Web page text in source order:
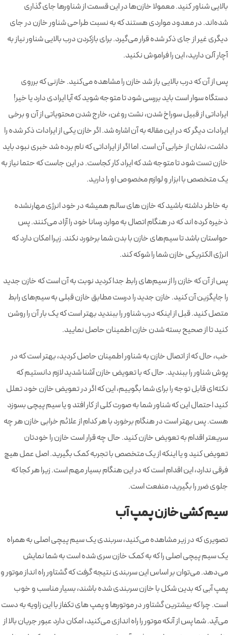
بالایی شناور کنید. معمولا خازن‌ها در این قسمت از شناورها جای گذاری
شده‌اند. در معدود مواردی هستند که به نسبت طراحی شناور خازن در جای
دیگری غیر از جای ذکر شده قرار می‌گیرد. برای بازکردن درب بالایی شناور نیاز به
آچار آلن دارید، این را فراموش نکنید.
پس از آن که درب بالایی باز شد خازن را مشاهده می‌کنید. خازنی که برروی
دستگاه سوار است باید بررسی شود تا متوجه شوید که آیا ایرادی دارد یا خیر!
ایراداتی از قبیل سوراخ شدن، نشت روغن، خارج شدن محتویاتی از آن و برخی
ایرادات دیگر که در این مقاله به آن اشاره شد. اگر خازن یکی از ایرادات ذکر شده را
داشت، نشان از خرابی آن است. اما اگر از ایراداتی که نام برده شد خبری نبود باید
خازن تست شود تا متوجه شد که ایراد کار کجاست. در این جاست که حتما نیاز به
یک متخصص با ابزار و لوازم مخصوص او را دارید.
به خاطر داشته باشید که خازن های سالم همیشه در خود انرژی مهارنشده
ذخیره کرده اند که در هنگام اتصال به موارد رسانا خود را آزاد می‌کنند. پس
حواستان باشد تا سیم‌های خازن با بدن شما برخورد نکند. زیرا امکان دارد که
انرژی الکتریکی خازن شما را شوکه کند.
پس از آن که خازن را از سیم‌های رابط جدا کردید نوبت به آن است که خازن جدید
را جایگزین آن کنید. خازن جدید را درست مطابق خازن قبلی به سیم‌های رابط
متصل کنید. قبل از اینکه درب شناور را ببندید بهتر است که یک بار آن را روشن
کنید تا از صحیح بسته شدن خازن اطمینان حاصل نمایید.
خب، حال که از اتصال خازن به شناور اطمینان حاصل کردید، بهتر است که در
پوش شناور را ببندید. حال که با تعویض خازن آشنا شدید لازم دانستیم که
نکته‌ای قابل توجه را برای شما بگوییم، این که اگر در تعویض خازن خود تعلل
کنید احتمال این که شناور شما به صورت کلی از کار افتد و یا سیم پیچی بسوزد
هست. پس بهتر است در هنگام برخورد با هر کدام از علائم خرابی خازن هر چه
سریعتر اقدام به تعویض خازن کنید. حال چه قرار است خازن را خودتان
تعویض کنید و یا اینکه از یک متخصص با تجربه کمک بگیرید. اصل عمل هیچ
فرقی ندارد، این اقدام است که در این هنگام بسیار مهم است. زیرا هر کجا که
جلوی ضرر را بگیرید، منفعت است.
سیم کشی خازن پمپ آب
تصویری که در زیر مشاهده می‌کنید، سربندی یک سیم پیچی اصلی به همراه
یک سیم پیچی اصلی را که به کمک خازن سری شده است به شما نمایش
می‌دهد. می‌توان بر اساس این سربندی نتیجه گرفت که گشتاور راه انداز موتور و
پمپ آبی که بدین شکل با خازن سربندی شده باشند، بسیار مناسب و خوب
است. چرا که بیشترین گشتاور در موتورها و پمپ های تکفاز با این زاویه به دست
می‌آید. شما پس از آنکه موتور را راه اندازی می‌کنید، امکان دارد عبور جریان بالا از